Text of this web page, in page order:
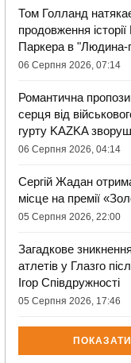
Том Голланд
продовження історії
Паркера в "Людина-
06 Серпня 2026, 07:14
Романтична
серця від
гурту KAZKA
06 Серпня 2026, 04:14
Сергій Жадан
місце на премії
05 Серпня 2026, 22:00
Загадкове
атлетів у Глазго
Ігор Співдружності
05 Серпня 2026, 17:46